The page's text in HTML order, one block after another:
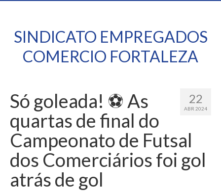
SINDICATO EMPREGADOS
COMERCIO FORTALEZA
22
ABR 2024
Só goleada! ⚽ As
quartas de final do
Campeonato de Futsal
dos Comerciários foi gol
atrás de gol